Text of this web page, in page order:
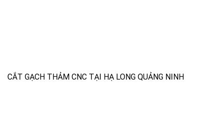
CẮT GẠCH THẢM CNC TẠI HẠ LONG QUẢNG NINH